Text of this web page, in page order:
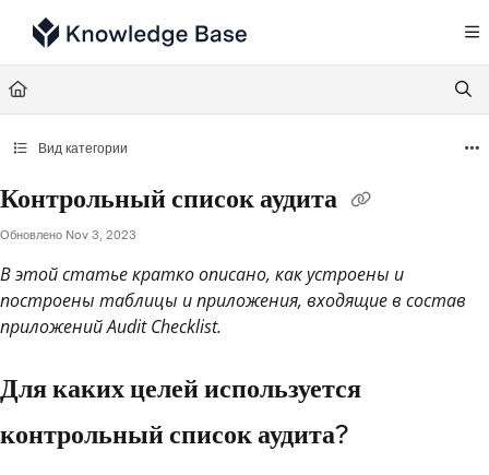
Documentation Index
Fetch the complete documentation index at:
Use this file to discover all available pages before exploring further.
Вид категории
Контрольный список аудита
Обновлено Nov 3, 2023
В этой статье кратко описано, как устроены и
построены таблицы и приложения, входящие в состав
приложений Audit Checklist.
Для каких целей используется
контрольный список аудита?